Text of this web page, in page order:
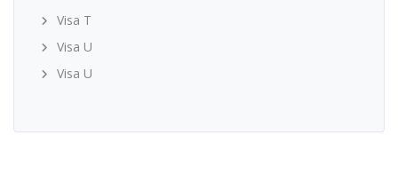
Visa T
Visa U
Visa U